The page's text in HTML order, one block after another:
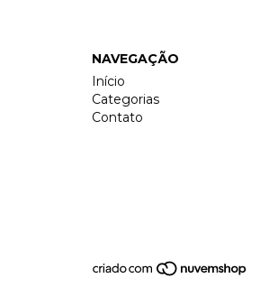
NAVEGAÇÃO
Início
Categorias
Contato